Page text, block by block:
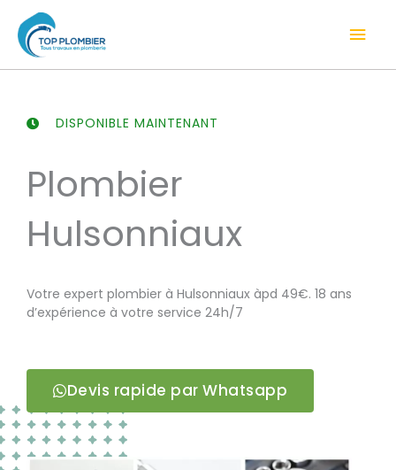
contenu
DISPONIBLE MAINTENANT
Plombier
Hulsonniaux
Votre expert plombier à Hulsonniaux àpd 49€. 18 ans
d’expérience à votre service 24h/7
Devis rapide par Whatsapp